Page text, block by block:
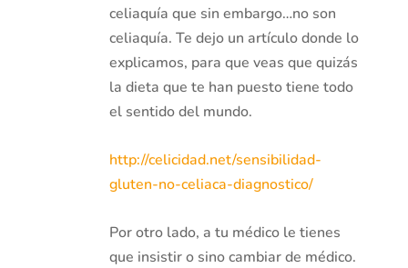
celiaquía que sin embargo…no son
celiaquía. Te dejo un artículo donde lo
explicamos, para que veas que quizás
la dieta que te han puesto tiene todo
el sentido del mundo.
http://celicidad.net/sensibilidad-
gluten-no-celiaca-diagnostico/
Por otro lado, a tu médico le tienes
que insistir o sino cambiar de médico.